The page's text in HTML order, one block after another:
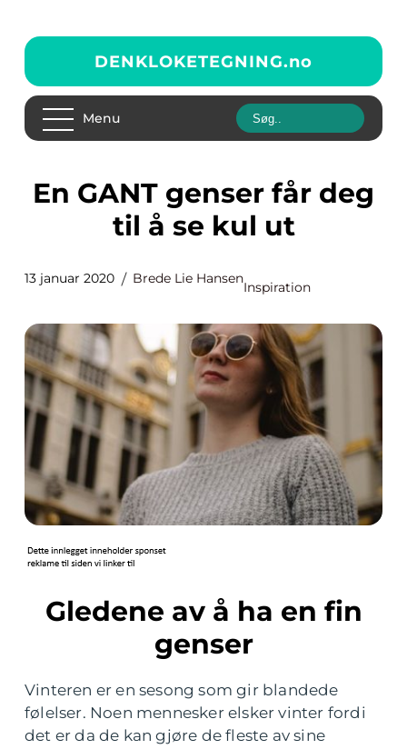
DENKLOKETEGNING.no
Menu
En GANT genser får deg
til å se kul ut
13 januar 2020 Brede Lie Hansen
Inspiration
Gledene av å ha en fin
genser
Vinteren er en sesong som gir blandede
følelser. Noen mennesker elsker vinter fordi
det er da de kan gjøre de fleste av sine